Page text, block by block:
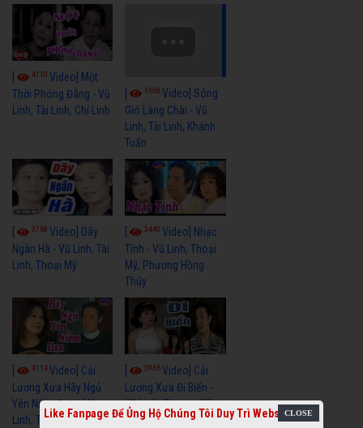
4110 Video] Một
Thời Phóng Đãng - Vũ
Linh, Tài Linh, Chí Linh
3658Video] Sóng
Gió Làng Chài - Vũ
Linh, Tài Linh, Khánh
Tuấn
3768 Video] Dãy
Ngân Hà - Vũ Linh, Tài
Linh, Thoại Mỹ
3440Video] Nhạc
Tình - Vũ Linh, Thoại
Mỹ, Phương Hồng
Thủy
4114Video] Cải
Lương Xưa Hãy Ngủ
Yên Niềm Đau - Vũ
Linh, Tài Linh
3966Video] Cải
Lương Xưa Đi Biển -
Vũ Linh, Phương Hồng
Thủy, Hương Lan,
Like Fanpage Để Ủng Hộ Chúng Tôi Duy Trì Website